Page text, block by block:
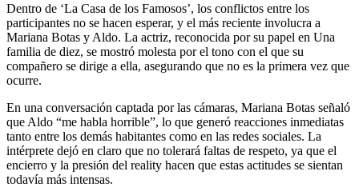
Dentro de ‘La Casa de los Famosos’, los conflictos entre los
participantes no se hacen esperar, y el más reciente involucra a
Mariana Botas y Aldo. La actriz, reconocida por su papel en Una
familia de diez, se mostró molesta por el tono con el que su
compañero se dirige a ella, asegurando que no es la primera vez que
ocurre.
En una conversación captada por las cámaras, Mariana Botas señaló
que Aldo “me habla horrible”, lo que generó reacciones inmediatas
tanto entre los demás habitantes como en las redes sociales. La
intérprete dejó en claro que no tolerará faltas de respeto, ya que el
encierro y la presión del reality hacen que estas actitudes se sientan
todavía más intensas.